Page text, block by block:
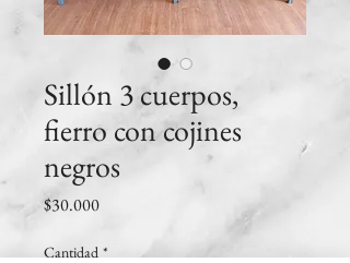
Sillón 3 cuerpos,
fierro con cojines
negros
$30.000Precio
Cantidad *